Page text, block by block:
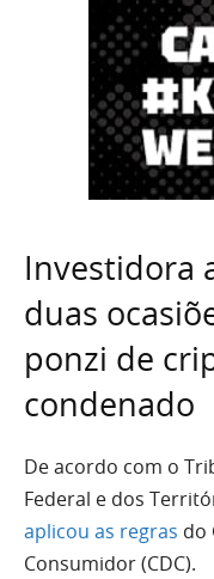
Investidora
duas
ponzi de
condenado
De acordo com o
Federal e dos
aplicou as regras do
Consumidor (CDC).